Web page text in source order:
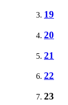
19
20
21
22
23